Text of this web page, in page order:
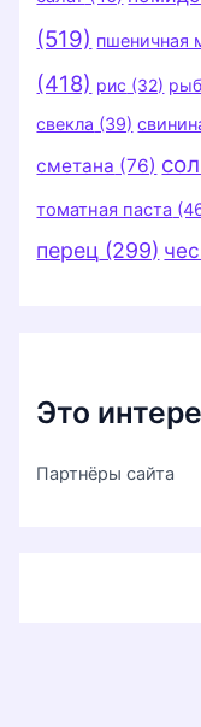
(519) пшеничная
(418) рис (32)
свекла (39)
сметана (76)
томатная паста
перец (299)
Это
Партнёры сайта